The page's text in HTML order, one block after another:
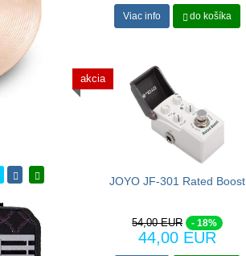
Viac info do košíka
akcia
JOYO JF-301 Rated Boost
54,00 EUR - 18%
44,00 EUR